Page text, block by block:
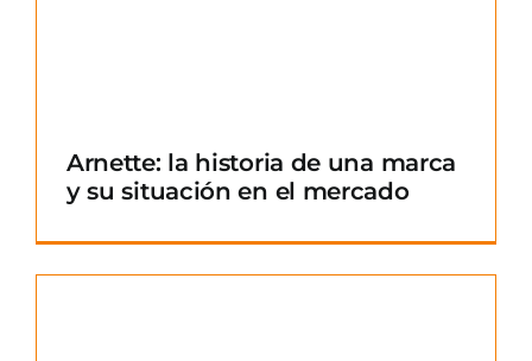
Arnette: la historia de una marca
y su situación en el mercado